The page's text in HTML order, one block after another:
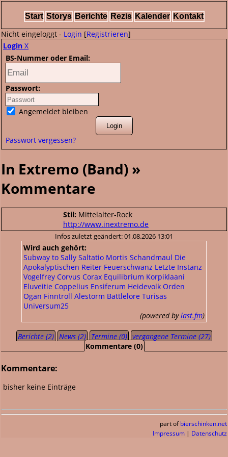
Start Storys Berichte Rezis Kalender Kontakt
Nicht eingeloggt - Login [Registrieren]
Login X
BS-Nummer oder Email:
Passwort:
Angemeldet bleiben
Passwort vergessen?
In Extremo (Band) »
Kommentare
Stil: Mittelalter-Rock
http://www.inextremo.de
Infos zuletzt geändert: 01.08.2026 13:01
Wird auch gehört:
Subway to Sally Saltatio Mortis Schandmaul Die
Apokalyptischen Reiter Feuerschwanz Letzte Instanz
Vogelfrey Corvus Corax Equilibrium Korpiklaani
Eluveitie Coppelius Ensiferum Heidevolk Orden
Ogan Finntroll Alestorm Battlelore Turisas
Universum25
(powered bylast.fm)
Berichte (2) News (2) Termine (0) vergangene Termine (27)
Kommentare (0)
Kommentare:
bisher keine Einträge
part of bierschinken.net
Impressum | Datenschutz